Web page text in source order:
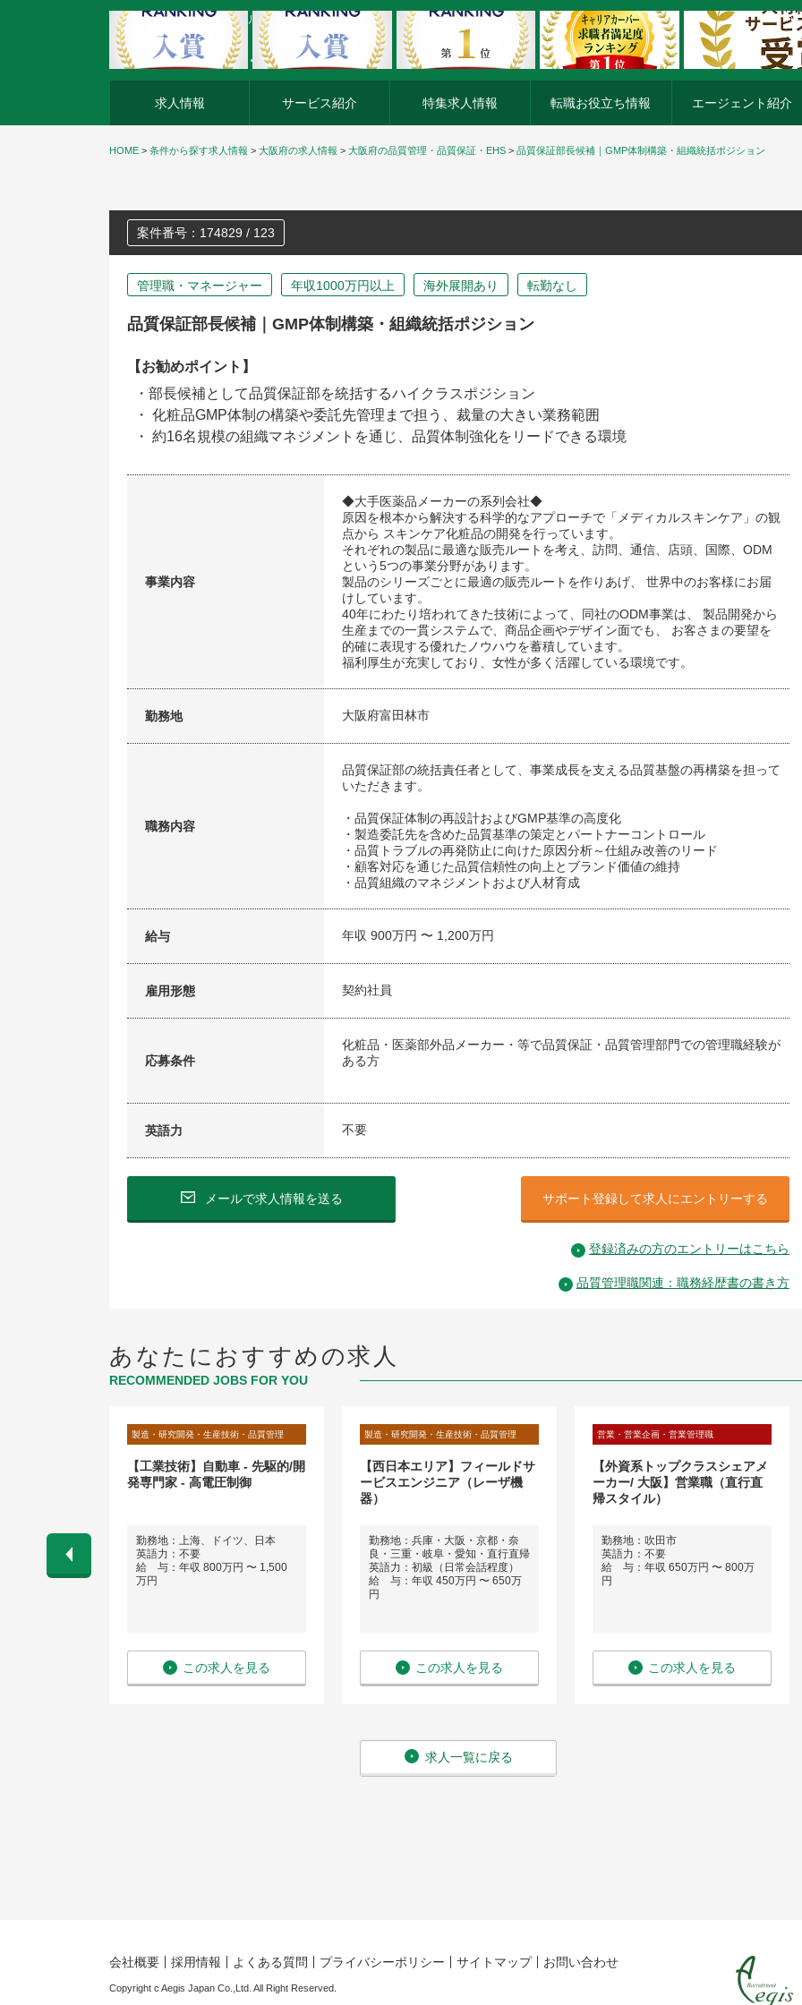
外資系企業の転職・キャリア転職ならアージスジャパン
求人情報 サービス紹介 特集求人情報 転職お役立ち情報 エージェント紹介
HOME > 条件から探す求人情報 > 大阪府の求人情報 > 大阪府の品質管理・品質保証・EHS > 品質保証部長候補｜GMP体制構築・組織統括ポジション
案件番号：174829 / 123
管理職・マネージャー 年収1000万円以上 海外展開あり 転勤なし
品質保証部長候補｜GMP体制構築・組織統括ポジション
【お勧めポイント】
・部長候補として品質保証部を統括するハイクラスポジション
・ 化粧品GMP体制の構築や委託先管理まで担う、裁量の大きい業務範囲
・ 約16名規模の組織マネジメントを通じ、品質体制強化をリードできる環境
事業内容
◆大手医薬品メーカーの系列会社◆
原因を根本から解決する科学的なアプローチで「メディカルスキンケア」の観
点から スキンケア化粧品の開発を行っています。
それぞれの製品に最適な販売ルートを考え、訪問、通信、店頭、国際、ODM
という5つの事業分野があります。
製品のシリーズごとに最適の販売ルートを作りあげ、 世界中のお客様にお届
けしています。
40年にわたり培われてきた技術によって、同社のODM事業は、 製品開発から
生産までの一貫システムで、商品企画やデザイン面でも、 お客さまの要望を
的確に表現する優れたノウハウを蓄積しています。
福利厚生が充実しており、女性が多く活躍している環境です。
勤務地 大阪府富田林市
職務内容
品質保証部の統括責任者として、事業成長を支える品質基盤の再構築を担って
いただきます。
・品質保証体制の再設計およびGMP基準の高度化
・製造委託先を含めた品質基準の策定とパートナーコントロール
・品質トラブルの再発防止に向けた原因分析～仕組み改善のリード
・顧客対応を通じた品質信頼性の向上とブランド価値の維持
・品質組織のマネジメントおよび人材育成
給与 年収 900万円 〜 1,200万円
雇用形態 契約社員
応募条件
化粧品・医薬部外品メーカー・等で品質保証・品質管理部門での管理職経験が
ある方
英語力 不要
メールで求人情報を送る サポート登録して求人にエントリーする
登録済みの方のエントリーはこちら
品質管理職関連：職務経歴書の書き方
あなたにおすすめの求人
RECOMMENDED JOBS FOR YOU
（最寄り
製造・研究開発・生産技術・品質管理
【工業技術】自動車 - 先駆的/開
発専門家 - 高電圧制御
勤務地：上海、ドイツ、日本
英語力：不要
給 与：年収 800万円 〜 1,500
万円
この求人を見る
製造・研究開発・生産技術・品質管理
【西日本エリア】フィールドサ
ービスエンジニア（レーザ機
器）
勤務地：兵庫・大阪・京都・奈
良・三重・岐阜・愛知・直行直帰
英語力：初級（日常会話程度）
給 与：年収 450万円 〜 650万
円
この求人を見る
営業・営業企画・営業管理職
【外資系トップクラスシェアメ
ーカー/ 大阪】営業職（直行直
帰スタイル）
勤務地：吹田市
英語力：不要
給 与：年収 650万円 〜 800万
円
この求人を見る
求人一覧に戻る
会社概要 採用情報 よくある質問 プライバシーポリシー サイトマップ お問い合わせ
Copyright c Aegis Japan Co.,Ltd. All Right Reserved.